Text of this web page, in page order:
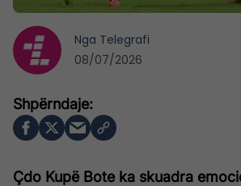
Çdo Kupë Bote ka skuadra
Nga Telegrafi
08/07/2026